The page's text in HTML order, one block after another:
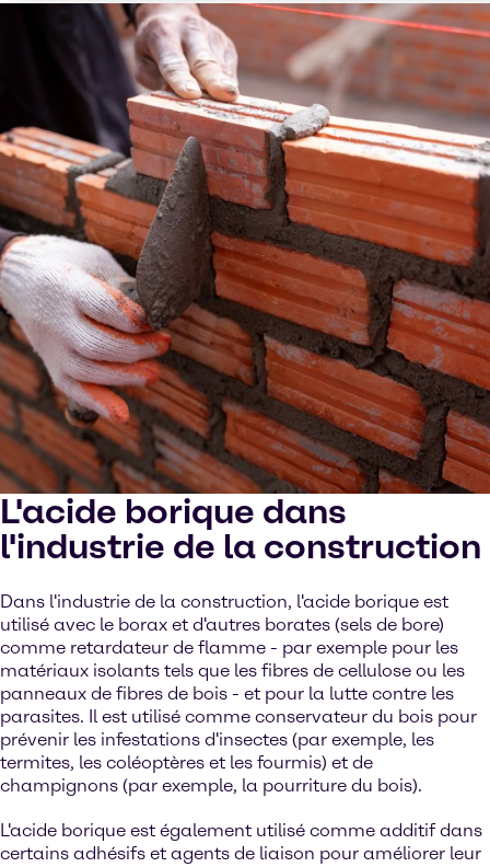
L'acide borique dans
l'industrie de la construction
Dans l'industrie de la construction, l'acide borique est
utilisé avec le borax et d'autres borates (sels de bore)
comme retardateur de flamme - par exemple pour les
matériaux isolants tels que les fibres de cellulose ou les
panneaux de fibres de bois - et pour la lutte contre les
parasites. Il est utilisé comme conservateur du bois pour
prévenir les infestations d'insectes (par exemple, les
termites, les coléoptères et les fourmis) et de
champignons (par exemple, la pourriture du bois).
L'acide borique est également utilisé comme additif dans
certains adhésifs et agents de liaison pour améliorer leur